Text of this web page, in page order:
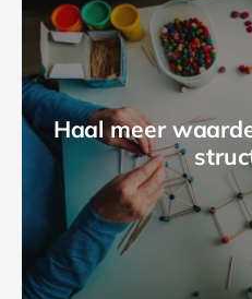
Haal meer